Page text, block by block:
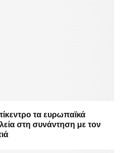
τα ευρωπαϊκά
στη συνάντηση με τον